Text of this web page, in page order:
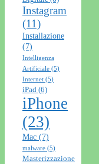
Instagram
(11)
Installazione
(7)
Intelligenza
Artificiale (5)
Internet (5)
iPad (6)
iPhone
(23)
Mac (7)
malware (5)
Masterizzazione